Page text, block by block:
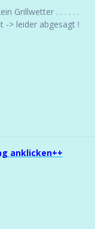
Grillwetter . . . . . .
-> leider abgesagt !
anklicken++